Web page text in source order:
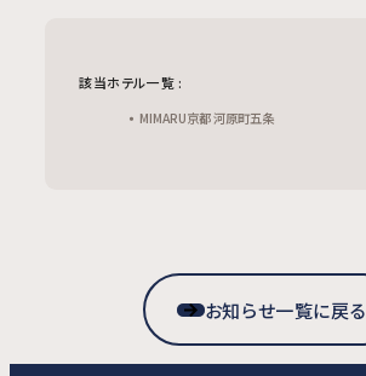
該当ホテル一覧 :
MIMARU京都 河原町五条
お知らせ一覧に戻る